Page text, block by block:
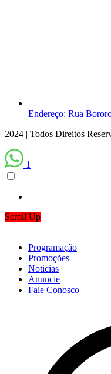
Endereço: Rua
2024 | Todos Direitos
1
Scroll Up
Programação
Promoções
Noticias
Anuncie
Fale Conosco